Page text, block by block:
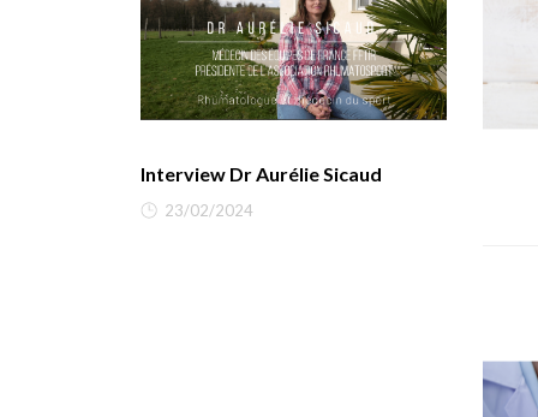
Interview Dr Aurélie Sicaud
23/02/2024